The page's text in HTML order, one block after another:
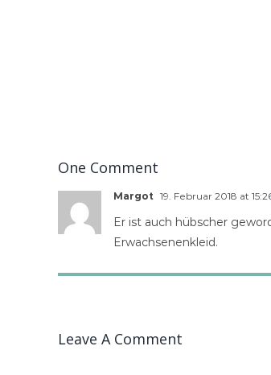
One Comment
Margot 19. Februar 2018 at
Er ist auch hübscher
Erwachsenenkleid.
Leave A Comment